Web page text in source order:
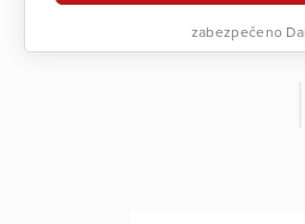
zabezpečeno